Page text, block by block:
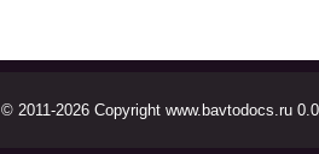
© 2011-2026 Copyright www.bavtodocs.ru